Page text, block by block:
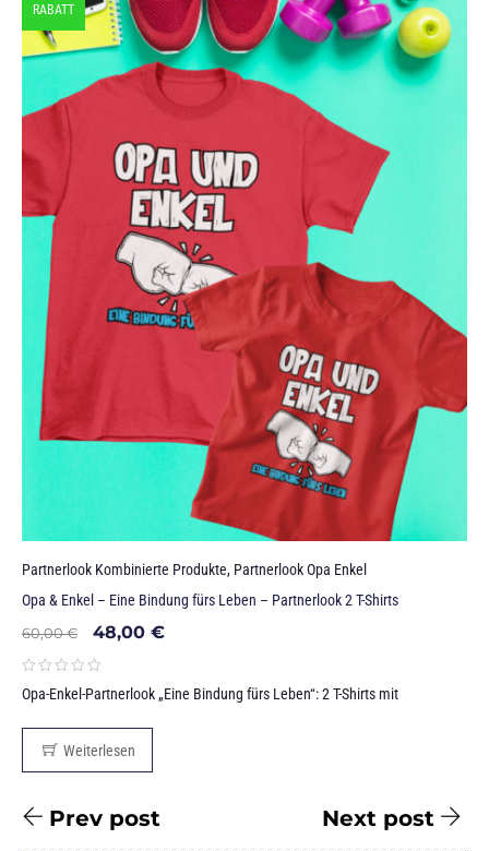
RABATT
Partnerlook Kombinierte Produkte, Partnerlook Opa Enkel
Opa & Enkel – Eine Bindung fürs Leben – Partnerlook 2 T-Shirts
60,00€ 48,00 €
Opa-Enkel-Partnerlook „Eine Bindung fürs Leben“: 2 T-Shirts mit
Weiterlesen
Prev post Next post